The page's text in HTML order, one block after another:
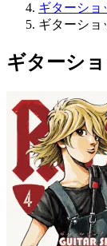
ギターショ
ギターショ
ギターシ